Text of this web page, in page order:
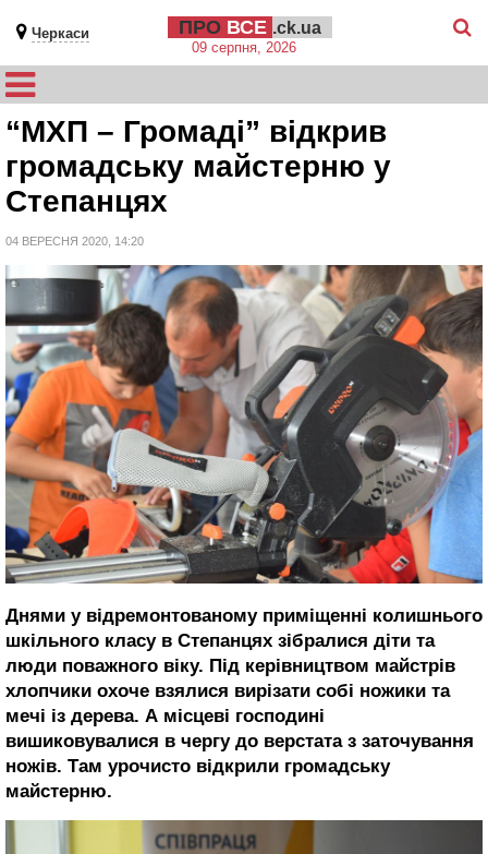
Черкаси ПРО ВСЕ .ck.ua
09 серпня, 2026
“МХП – Громаді” відкрив
громадську майстерню у
Степанцях
04 ВЕРЕСНЯ 2020, 14:20
Днями у відремонтованому приміщенні колишнього
шкільного класу в Степанцях зібралися діти та
люди поважного віку. Під керівництвом майстрів
хлопчики охоче взялися вирізати собі ножики та
мечі із дерева. А місцеві господині
вишиковувалися в чергу до верстата з заточування
ножів. Там урочисто відкрили громадську
майстерню.